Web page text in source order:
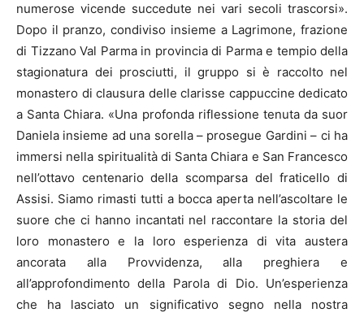
numerose vicende succedute nei vari secoli trascorsi».
Dopo il pranzo, condiviso insieme a Lagrimone, frazione
di Tizzano Val Parma in provincia di Parma e tempio della
stagionatura dei prosciutti, il gruppo si è raccolto nel
monastero di clausura delle clarisse cappuccine dedicato
a Santa Chiara. «Una profonda riflessione tenuta da suor
Daniela insieme ad una sorella – prosegue Gardini – ci ha
immersi nella spiritualità di Santa Chiara e San Francesco
nell’ottavo centenario della scomparsa del fraticello di
Assisi. Siamo rimasti tutti a bocca aperta nell’ascoltare le
suore che ci hanno incantati nel raccontare la storia del
loro monastero e la loro esperienza di vita austera
ancorata alla Provvidenza, alla preghiera e
all’approfondimento della Parola di Dio. Un’esperienza
che ha lasciato un significativo segno nella nostra